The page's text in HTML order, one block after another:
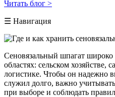
Читать блог >
☰ Навигация
Сеновязальный шпагат широко
областях: сельском хозяйстве,
логистике. Чтобы он надежно
служил долго, важно
при выборе и соблюдать